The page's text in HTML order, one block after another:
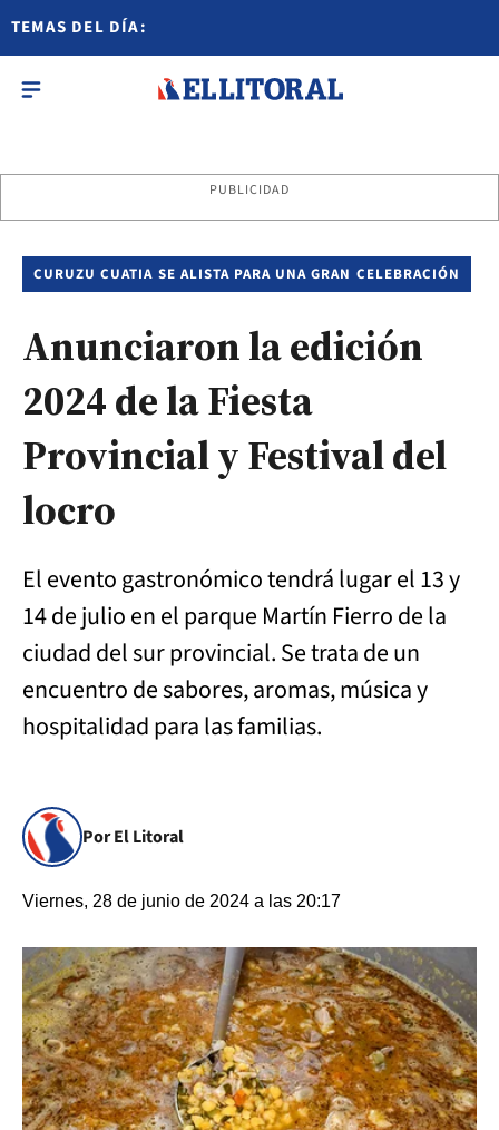
TEMAS DEL DÍA:
PUBLICIDAD
CURUZU CUATIA SE ALISTA PARA UNA GRAN CELEBRACIÓN
Anunciaron la edición
2024 de la Fiesta
Provincial y Festival del
locro
El evento gastronómico tendrá lugar el 13 y
14 de julio en el parque Martín Fierro de la
ciudad del sur provincial. Se trata de un
encuentro de sabores, aromas, música y
hospitalidad para las familias.
Por El Litoral
Viernes, 28 de junio de 2024 a las 20:17